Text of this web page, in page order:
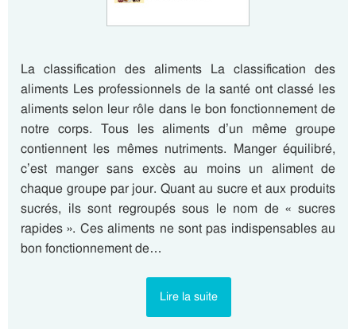
La classification des aliments La classification des
aliments Les professionnels de la santé ont classé les
aliments selon leur rôle dans le bon fonctionnement de
notre corps. Tous les aliments d’un même groupe
contiennent les mêmes nutriments. Manger équilibré,
c’est manger sans excès au moins un aliment de
chaque groupe par jour. Quant au sucre et aux produits
sucrés, ils sont regroupés sous le nom de « sucres
rapides ». Ces aliments ne sont pas indispensables au
bon fonctionnement de…
Lire la suite